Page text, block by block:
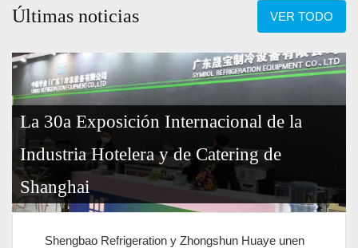
Últimas noticias VER TODO
La 30a Exposición Internacional de la
Industria Hotelera y de Catering de
Shanghai
Shengbao Refrigeration y Zhongshun Huaye unen